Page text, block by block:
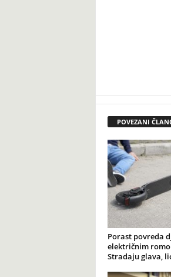
POVEZANI
Porast povreda
električnim
Stradaju glava,